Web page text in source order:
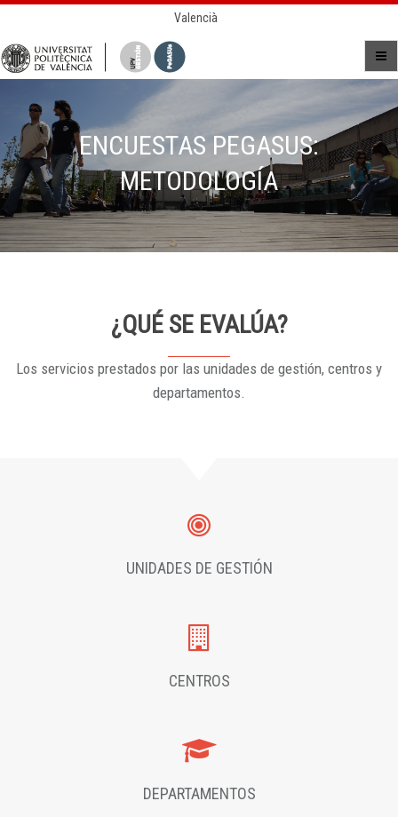
Valencià
ENCUESTAS PEGASUS:
METODOLOGÍA
¿QUÉ SE EVALÚA?
Los servicios prestados por las unidades de gestión, centros y
departamentos.
UNIDADES DE GESTIÓN
CENTROS
DEPARTAMENTOS